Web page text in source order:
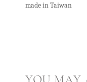
made in Taiwan